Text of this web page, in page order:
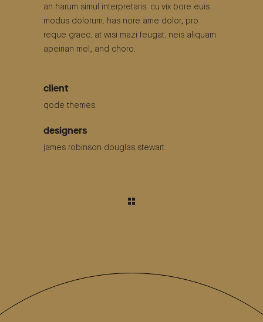
an harum simul interpretaris. cu vix bore euis
modus dolorum. has nore ame dolor, pro
reque graec. at wisi mazi feugat. neis aliquam
apeirian mel, and choro.
client
qode themes
designers
james robinson douglas stewart